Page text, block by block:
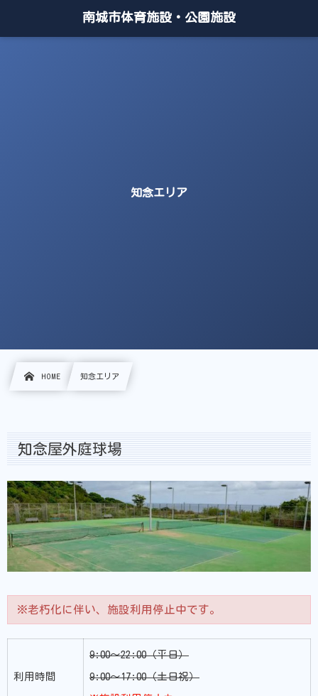
南城市体育施設・公園施設
知念エリア
HOME 知念エリア
知念屋外庭球場
※老朽化に伴い、施設利用停止中です。
利用時間
9:00〜22:00（平日）
9:00〜17:00（土日祝）